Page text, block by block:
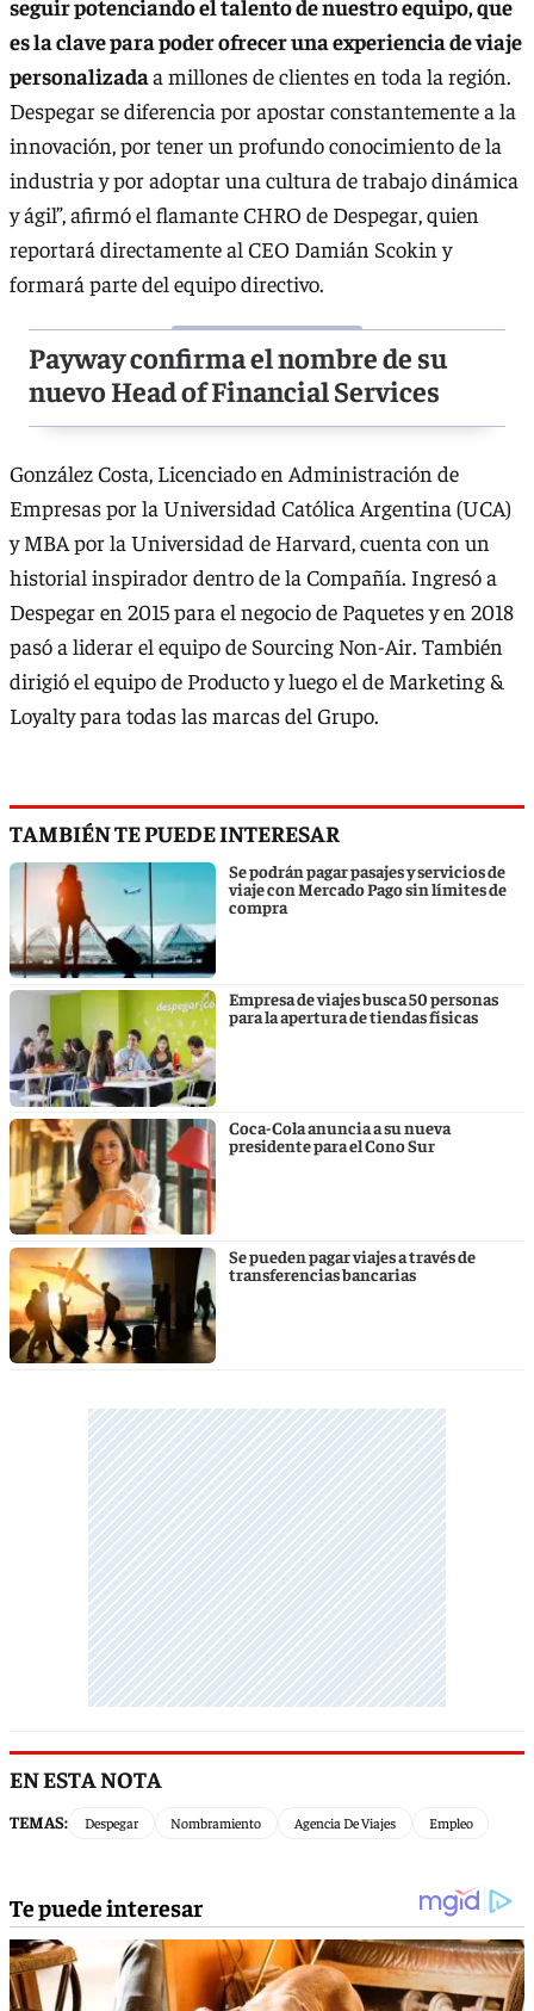
seguir potenciando el talento de nuestro equipo, que
es la clave para poder ofrecer una experiencia de viaje
personalizadaa millones de clientes en toda la región.
Despegar se diferencia por apostar constantemente a la
innovación, por tener un profundo conocimiento de la
industria y por adoptar una cultura de trabajo dinámica
y ágil”, afirmó el flamante CHRO de Despegar, quien
reportará directamente al CEO Damián Scokin y
formará parte del equipo directivo.
Payway confirma el nombre de su
nuevo Head of Financial Services
González Costa, Licenciado en Administración de
Empresas por la Universidad Católica Argentina (UCA)
y MBA por la Universidad de Harvard, cuenta con un
historial inspirador dentro de la Compañía. Ingresó a
Despegar en 2015 para el negocio de Paquetes y en 2018
pasó a liderar el equipo de Sourcing Non-Air. También
dirigió el equipo de Producto y luego el de Marketing &
Loyalty para todas las marcas del Grupo.
TAMBIÉN TE PUEDE INTERESAR
Se podrán pagar pasajes y servicios de
viaje con Mercado Pago sin límites de
compra
Empresa de viajes busca 50 personas
para la apertura de tiendas físicas
Coca-Cola anuncia a su nueva
presidente para el Cono Sur
Se pueden pagar viajes a través de
transferencias bancarias
EN ESTA NOTA
TEMAS: Despegar Nombramiento Agencia De Viajes Empleo